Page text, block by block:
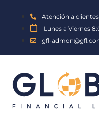
Atención a
Lunes a Viernes
gfl-